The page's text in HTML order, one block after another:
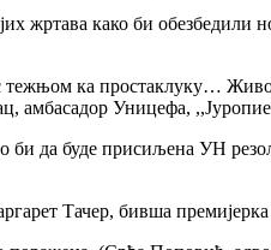
жртава како би обезбедили
ка простаклуку…
амбасадор Уницефа,
би да буде присиљена УН
Тачер, бивша